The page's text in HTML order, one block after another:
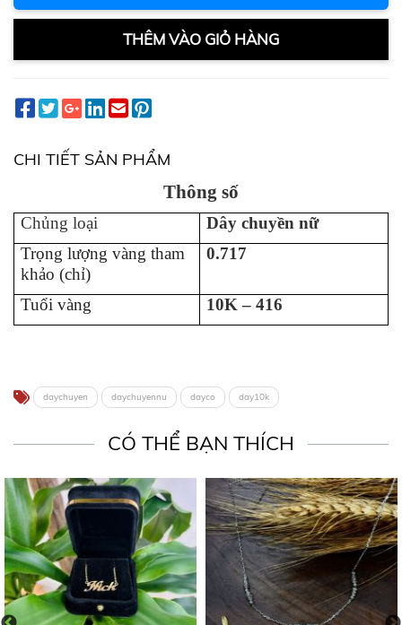
THÊM VÀO GIỎ HÀNG
CHI TIẾT SẢN PHẨM
Thông số
Chủng loại
Dây chuyền nữ
Trọng lượng vàng tham
khảo (chỉ)
0.717
Tuổi vàng 10K – 416
daychuyen daychuyennu dayco day10k
CÓ THỂ BẠN THÍCH